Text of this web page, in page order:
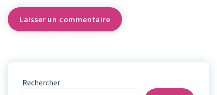
Rechercher